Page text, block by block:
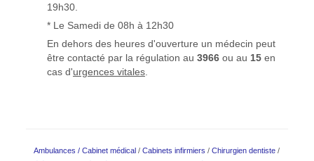
19h30.
* Le Samedi de 08h à 12h30
En dehors des heures d'ouverture un médecin peut
être contacté par la régulation au 3966ou au 15en
cas d'urgences vitales.
Ambulances/Cabinet médical /Cabinets infirmiers /Chirurgien dentiste/